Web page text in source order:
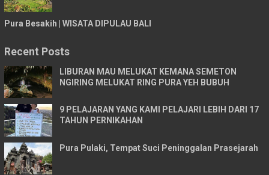
Pura Besakih | WISATA DIPULAU BALI
Recent Posts
LIBURAN MAU MELUKAT KEMANA SEMETON
NGIRING MELUKAT RING PURA YEH BUBUH
9 PELAJARAN YANG KAMI PELAJARI LEBIH DARI 17
TAHUN PERNIKAHAN
Pura Pulaki, Tempat Suci Peninggalan Prasejarah